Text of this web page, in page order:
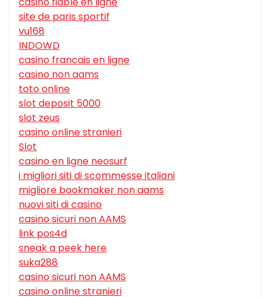
site de paris sportif
vu168
INDOWD
casino francais en ligne
casino non aams
toto online
slot deposit 5000
slot zeus
casino online stranieri
Slot
casino en ligne neosurf
i migliori siti di scommesse italiani
migliore bookmaker non aams
nuovi siti di casino
casino sicuri non AAMS
link pos4d
sneak a peek here
suka288
casino sicuri non AAMS
casino online stranieri